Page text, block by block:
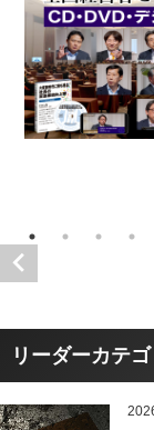
リーダーカテ